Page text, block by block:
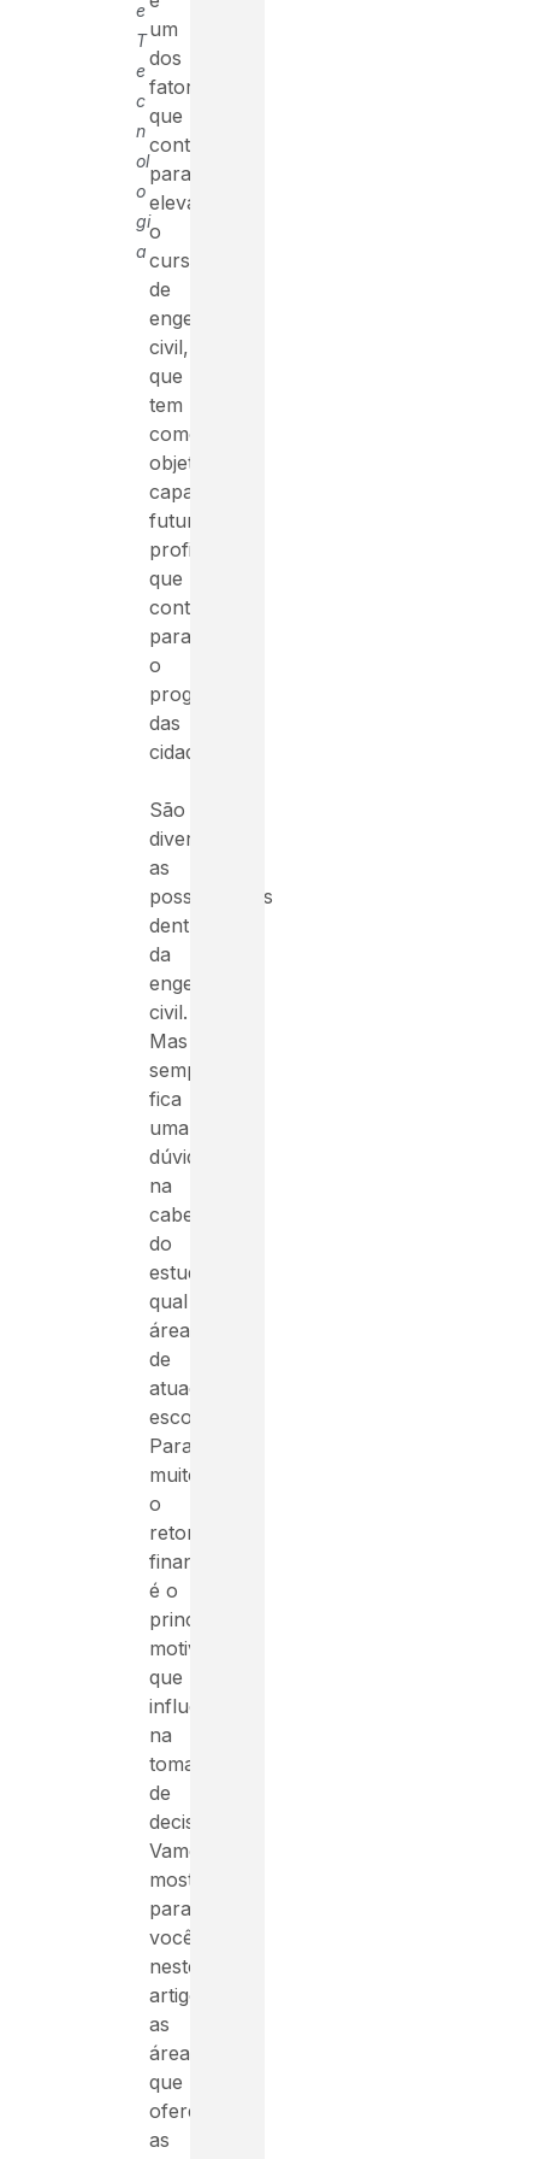
e
T
e
c
n
ol
o
gi
a
um
dos
fatores
que
contribuem
para
elevar
o
curso
de
engenharia
civil,
que
tem
como
objetivo
capacitar
futuros
profissionais
que
contribuam
para
o
progresso
das
cidades.
São
diversas
as
possibilidades
dentro
da
engenharia
civil.
Mas
sempre
fica
uma
dúvida
na
cabeça
do
estudante:
qual
área
de
atuação
escolher?
Para
muitos,
o
retorno
financeiro
é o
principal
motivo
que
influencia
na
tomada
de
decisão.
Vamos
mostrar
para
você
neste
artigo
as
áreas
que
oferecem
as